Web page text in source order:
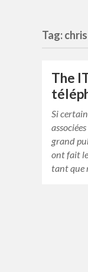
Tag:
The
Si
grand
ont fait
tant que